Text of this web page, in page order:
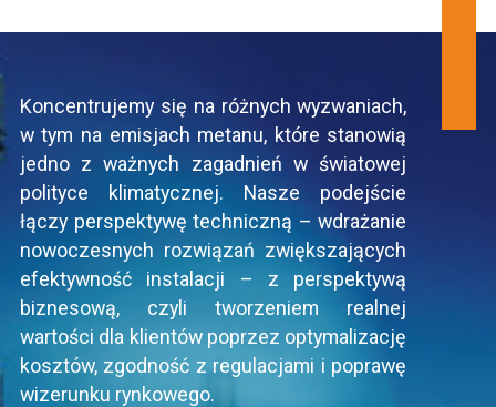
Koncentrujemy się na różnych wyzwaniach,
w tym na emisjach metanu, które stanowią
jedno z ważnych zagadnień w światowej
polityce klimatycznej. Nasze podejście
łączy perspektywę techniczną – wdrażanie
nowoczesnych rozwiązań zwiększających
efektywność instalacji – z perspektywą
biznesową, czyli tworzeniem realnej
wartości dla klientów poprzez optymalizację
kosztów, zgodność z regulacjami i poprawę
wizerunku rynkowego.